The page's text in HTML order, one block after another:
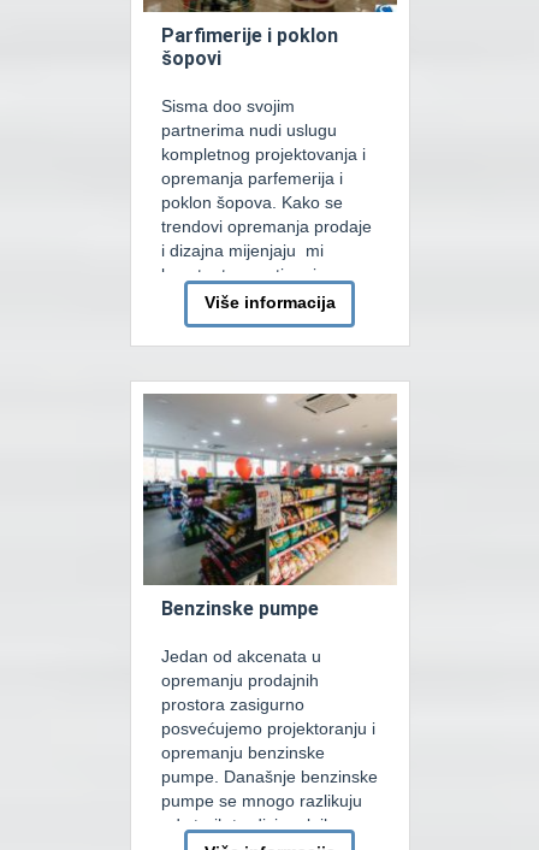
Parfimerije i poklon
šopovi
Sisma doo svojim
partnerima nudi uslugu
kompletnog projektovanja i
opremanja parfemerija i
poklon šopova. Kako se
trendovi opremanja prodaje
i dizajna mijenjaju mi
konstantno pratimo i
osvajamo. Za naše kupce
razvijamo individualne
koncepte za prodaju. Svaki
ograničen svojim tehničkim
zahtijevima u koji na najbolji
mogući način treba
implementirati želje kupca.
U izradi […]
Više informacija
Benzinske pumpe
Jedan od akcenata u
opremanju prodajnih
prostora zasigurno
posvećujemo projektoranju i
opremanju benzinske
pumpe. Današnje benzinske
pumpe se mnogo razlikuju
od starih tradicionalnih